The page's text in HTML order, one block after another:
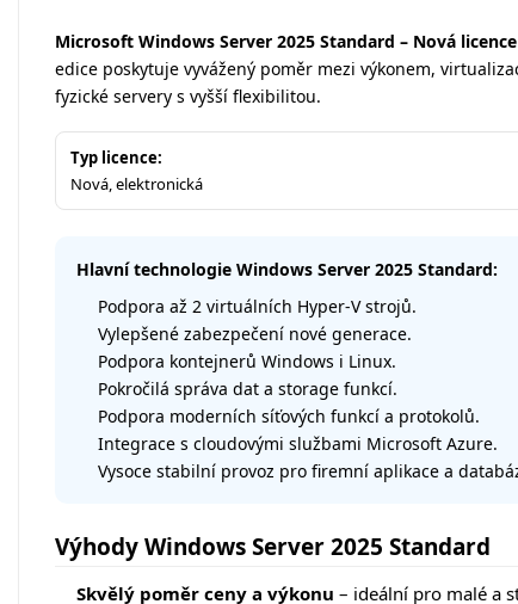
Microsoft Windows Server 2025 Standard – Nová licence
edice poskytuje vyvážený poměr mezi výkonem,
fyzické servery s vyšší flexibilitou.
Typ licence:
Nová, elektronická
Hlavní technologie Windows Server 2025 Standard:
Podpora až 2 virtuálních Hyper-V strojů.
Vylepšené zabezpečení nové generace.
Podpora kontejnerů Windows i Linux.
Pokročilá správa dat a storage funkcí.
Podpora moderních síťových funkcí a protokolů.
Integrace s cloudovými službami Microsoft Azure.
Vysoce stabilní provoz pro firemní aplikace a
Výhody Windows Server 2025 Standard
Skvělý poměr ceny a výkonu – ideální pro malé a